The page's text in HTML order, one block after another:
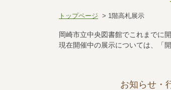
トップページ 1階高札展示
岡崎市立中央図書館でこれまでに
現在開催中の展示については、「
お知らせ・